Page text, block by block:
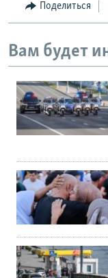
Поделиться
Вам будет